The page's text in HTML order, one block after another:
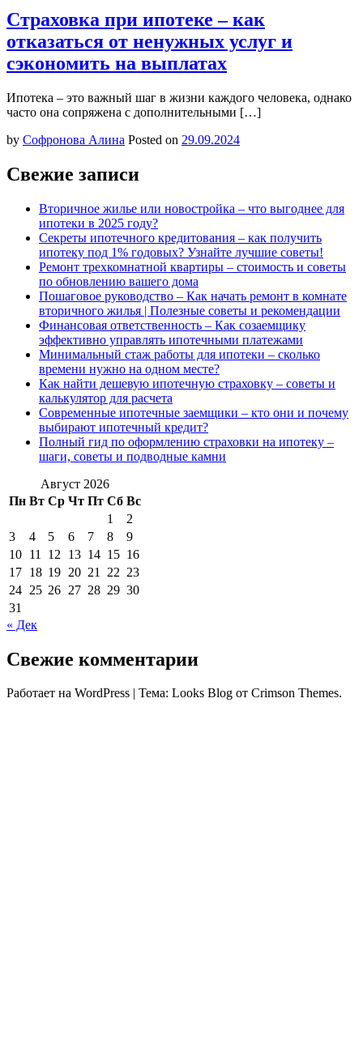
Страховка при ипотеке – как
отказаться от ненужных услуг и
сэкономить на выплатах
Ипотека – это важный шаг в жизни каждого человека, однако
часто она сопряжена с дополнительными […]
by Софронова Алина Posted on 29.09.2024
Свежие записи
Вторичное жилье или новостройка – что выгоднее для
ипотеки в 2025 году?
Секреты ипотечного кредитования – как получить
ипотеку под 1% годовых? Узнайте лучшие советы!
Ремонт трехкомнатной квартиры – стоимость и советы
по обновлению вашего дома
Пошаговое руководство – Как начать ремонт в комнате
вторичного жилья | Полезные советы и рекомендации
Финансовая ответственность – Как созаемщику
эффективно управлять ипотечными платежами
Минимальный стаж работы для ипотеки – сколько
времени нужно на одном месте?
Как найти дешевую ипотечную страховку – советы и
калькулятор для расчета
Современные ипотечные заемщики – кто они и почему
выбирают ипотечный кредит?
Полный гид по оформлению страховки на ипотеку –
шаги, советы и подводные камни
Август 2026
Пн Вт Ср Чт Пт Сб Вс
1
2
3
4 5 6 7 8
9
10 11 12 13 14 15 16
17 18 19 20 21 22 23
24 25 26 27 28 29 30
31
« Дек
Свежие комментарии
Работает на WordPress | Тема: Looks Blog от Crimson Themes.